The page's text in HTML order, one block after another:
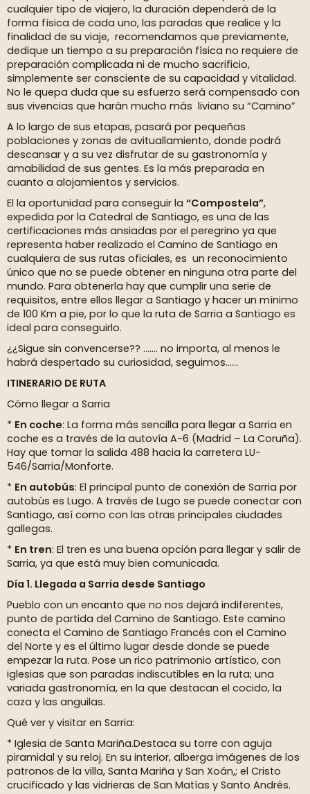
cualquier tipo de viajero, la duración dependerá de la
forma física de cada uno, las paradas que realice y la
finalidad de su viaje, recomendamos que previamente,
dedique un tiempo a su preparación física no requiere de
preparación complicada ni de mucho sacrificio,
simplemente ser consciente de su capacidad y vitalidad.
No le quepa duda que su esfuerzo será compensado con
sus vivencias que harán mucho más liviano su “Camino”
A lo largo de sus etapas, pasará por pequeñas
poblaciones y zonas de avituallamiento, donde podrá
descansar y a su vez disfrutar de su gastronomía y
amabilidad de sus gentes. Es la más preparada en
cuanto a alojamientos y servicios.
El la oportunidad para conseguir la “Compostela”,
expedida por la Catedral de Santiago, es una de las
certificaciones más ansiadas por el peregrino ya que
representa haber realizado el Camino de Santiago en
cualquiera de sus rutas oficiales, es un reconocimiento
único que no se puede obtener en ninguna otra parte del
mundo. Para obtenerla hay que cumplir una serie de
requisitos, entre ellos llegar a Santiago y hacer un mínimo
de 100 Km a pie, por lo que la ruta de Sarria a Santiago es
ideal para conseguirlo.
¿¿Sigue sin convencerse?? ....... no importa, al menos le
habrá despertado su curiosidad, seguimos……
ITINERARIO DE RUTA
Cómo llegar a Sarria
* En coche: La forma más sencilla para llegar a Sarria en
coche es a través de la autovía A-6 (Madrid – La Coruña).
Hay que tomar la salida 488 hacia la carretera LU-
546/Sarria/Monforte.
* En autobús: El principal punto de conexión de Sarria por
autobús es Lugo. A través de Lugo se puede conectar con
Santiago, así como con las otras principales ciudades
gallegas.
* En tren: El tren es una buena opción para llegar y salir de
Sarria, ya que está muy bien comunicada.
Día 1. Llegada a Sarria desde Santiago
Pueblo con un encanto que no nos dejará indiferentes,
punto de partida del Camino de Santiago. Este camino
conecta el Camino de Santiago Francés con el Camino
del Norte y es el último lugar desde donde se puede
empezar la ruta. Pose un rico patrimonio artístico, con
iglesias que son paradas indiscutibles en la ruta; una
variada gastronomía, en la que destacan el cocido, la
caza y las anguilas.
Qué ver y visitar en Sarria:
* Iglesia de Santa Mariña.Destaca su torre con aguja
piramidal y su reloj. En su interior, alberga imágenes de los
patronos de la villa, Santa Mariña y San Xoán,; el Cristo
crucificado y las vidrieras de San Matías y Santo Andrés.